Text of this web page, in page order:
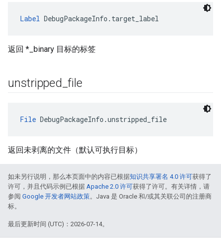
Label DebugPackageInfo.target_label
返回 *_binary 目标的标签
unstripped _file
File DebugPackageInfo.unstripped_file
返回未剥离的文件（默认可执行目标）
如未另行说明，那么本页面中的内容已根据知识共享署名 4.0 许可获得了
许可，并且代码示例已根据 Apache 2.0 许可获得了许可。有关详情，请
参阅 Google 开发者网站政策。Java 是 Oracle 和/或其关联公司的注册商
标。
最后更新时间 (UTC)：2026-07-14。